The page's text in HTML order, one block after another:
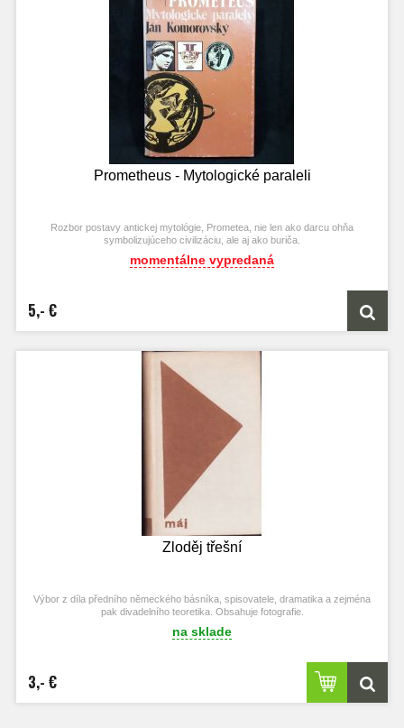
Prometheus - Mytologické paraleli
Rozbor postavy antickej mytológie, Prometea, nie len ako darcu ohňa
symbolizujúceho civilizáciu, ale aj ako buriča.
momentálne vypredaná
5,- €
Zloděj třešní
Výbor z díla předního německého básníka, spisovatele, dramatika a zejména
pak divadelního teoretika. Obsahuje fotografie.
na sklade
3,- €